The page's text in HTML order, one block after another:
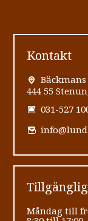
Kontakt
444 55
031-527
Måndag till